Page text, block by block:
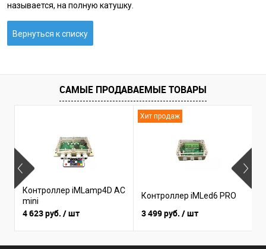
называется, на полную катушку.
Вернуться к списку
САМЫЕ ПРОДАВАЕМЫЕ ТОВАРЫ
Контроллер iMLamp4D AC
mini
4 623 руб. / шт
Хит продаж
Контроллер iMLed6 PRO
3 499 руб. / шт